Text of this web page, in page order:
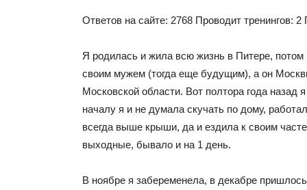
Ответов на сайте: 2768 Проводит тренингов:
Я родилась и жила всю жизнь в Питере, потом
своим мужем (тогда еще будущим), а он
Московской области. Вот полтора года назад
началу я и не думала скучать по дому,
всегда выше крыши, да и ездила к своим
выходные, бывало и на 1 день.
В ноябре я забеременела, в декабре пришлось